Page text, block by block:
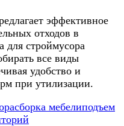
эффективное
отходов в
строймусора
все виды
удобство и
при утилизации.
сборка мебелиподъем